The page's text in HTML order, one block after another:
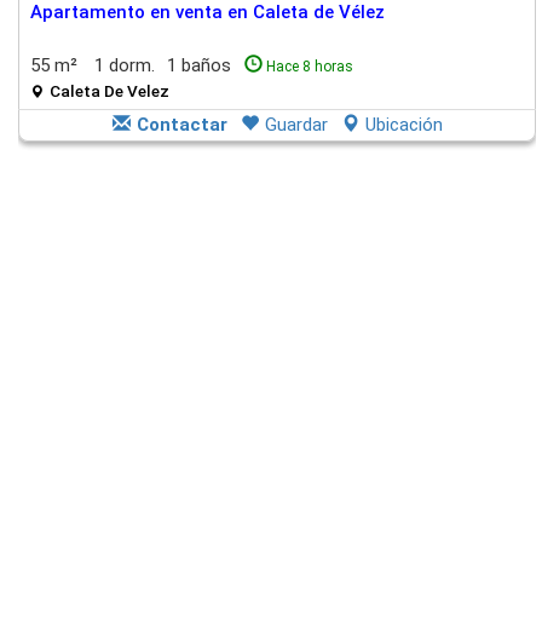
Apartamento en venta en Caleta de Vélez
55 m² 1 dorm. 1 baños Hace 8 horas
Caleta De Velez
Contactar Guardar Ubicación